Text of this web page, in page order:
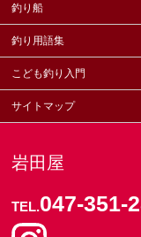
釣り船
釣り用語集
こども釣り入門
サイトマップ
岩田屋
TEL.047-351-